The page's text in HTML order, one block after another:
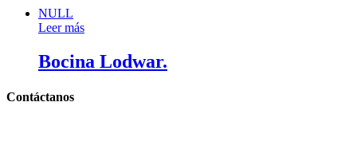
NULL
Leer más
Bocina Lodwar.
Contáctanos